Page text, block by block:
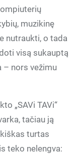
muzikinę
nutraukti, o tada
visą sukauptą
– nors vežimu
„SAVi TAVi“
tačiau ją
turtas
teko nelengva: